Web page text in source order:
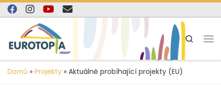
content
Skip to content
Search
Domů » Projekty » Aktuálně probíhající projekty (EU)